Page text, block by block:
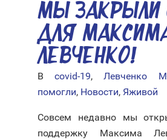
МЫ ЗАКРЫЛИ
ДЛЯ
ЛЕВЧЕНКО!
Вcovid-19,Левченко
помогли, Новости, Яживой
Совсем недавно мы
поддержку Максима